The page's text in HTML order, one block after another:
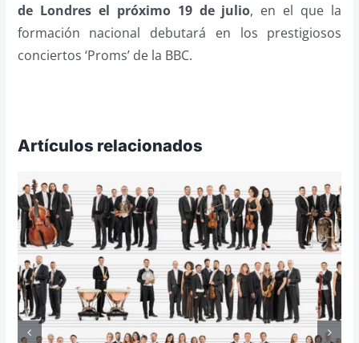
de Londres el próximo 19 de julio, en el que la
formación nacional debutará en los prestigiosos
conciertos ‘Proms’ de la BBC.
Artículos relacionados